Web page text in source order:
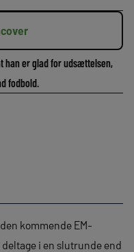
han er glad for udsættelsen,
fodbold.
kommende EM-
i en slutrunde end